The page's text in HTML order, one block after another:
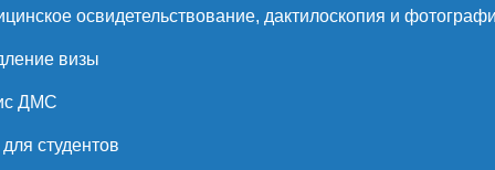
освидетельствование, дактилоскопия и
визы
ДМС
студентов